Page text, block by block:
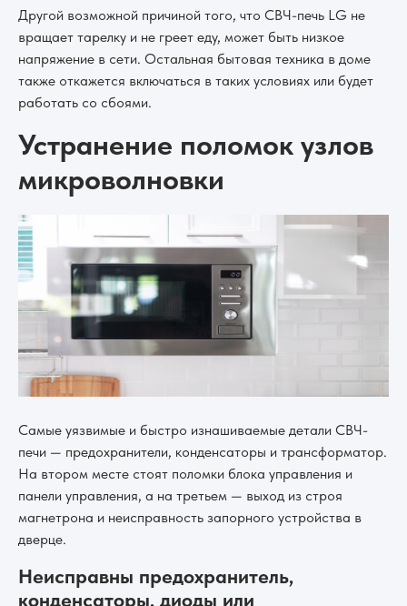
Другой возможной причиной того, что СВЧ-печь LG не
вращает тарелку и не греет еду, может быть низкое
напряжение в сети. Остальная бытовая техника в доме
также откажется включаться в таких условиях или будет
работать со сбоями.
Устранение поломок узлов
микроволновки
Самые уязвимые и быстро изнашиваемые детали СВЧ-
печи — предохранители, конденсаторы и трансформатор.
На втором месте стоят поломки блока управления и
панели управления, а на третьем — выход из строя
магнетрона и неисправность запорного устройства в
дверце.
Неисправны предохранитель,
конденсаторы, диоды или